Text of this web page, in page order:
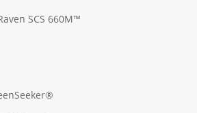
SCS 660M™